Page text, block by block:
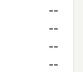
--
--
--
--